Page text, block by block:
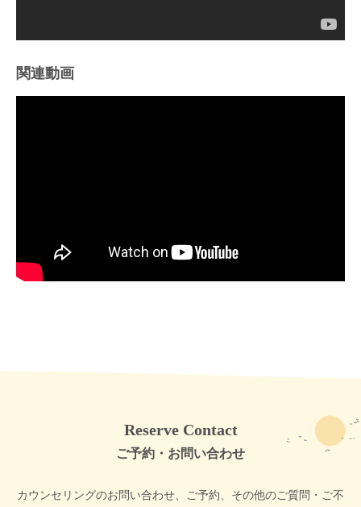
関連動画
Reserve Contact
ご予約・お問い合わせ
カウンセリングのお問い合わせ、ご予約、その他のご質問・ご不